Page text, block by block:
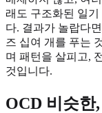
래도 구조화된 일
다. 결과가 놀랍다
즈 십여 개를 푸는
며 패턴을 살피고,
것입니다.
OCD 비슷한